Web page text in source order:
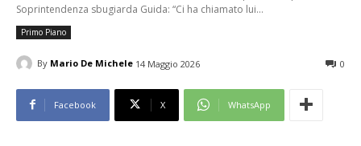
Soprintendenza sbugiarda Guida: “Ci ha chiamato lui...
Primo Piano
By Mario De Michele 14 Maggio 2026 0
Facebook X WhatsApp